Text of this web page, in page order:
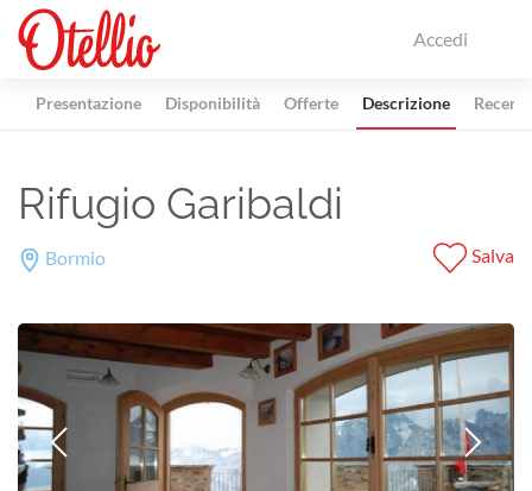
Accedi
Presentazione Disponibilità Offerte Descrizione
Rifugio Garibaldi
Bormio Salva